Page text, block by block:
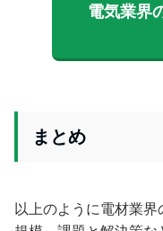
電気業界
まとめ
以上のように電材業